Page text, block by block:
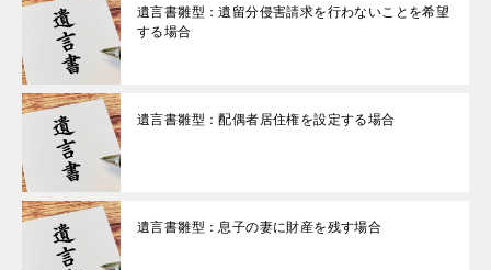
遺言書雛型：遺留分侵害請求を行わないことを希望
する場合
遺言書雛型：配偶者居住権を設定する場合
遺言書雛型：息子の妻に財産を残す場合